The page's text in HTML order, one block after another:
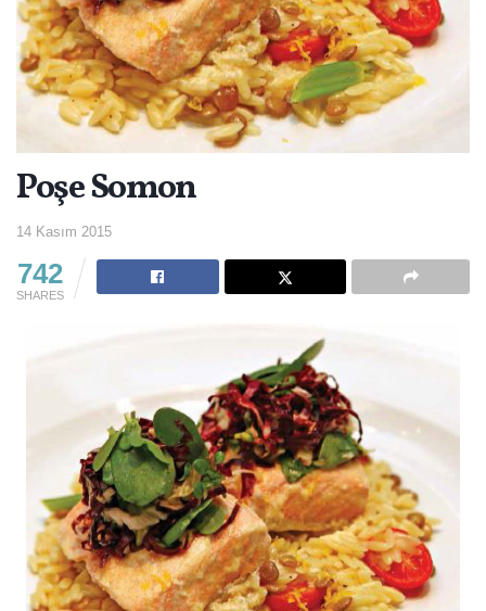
Poşe Somon
14 Kasım 2015
742
SHARES